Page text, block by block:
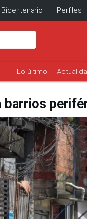
Bicentenario Perfiles
Lo último
barrios